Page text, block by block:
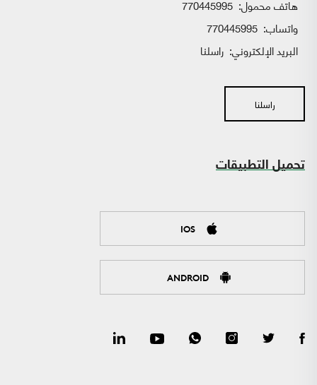
هاتف محمول: 770445995
واتساب:
البريد الإلكتروني: راسلنا
راسلنا
تحميل التطبيقات
IOS
ANDROID